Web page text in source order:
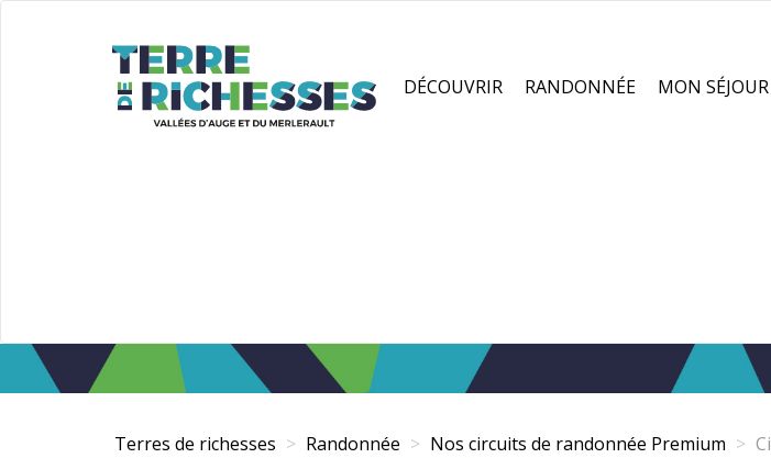
DÉCOUVRIR RANDONNÉE MON SÉJOUR
Terres de richesses Randonnée Nos circuits de randonnée Premium